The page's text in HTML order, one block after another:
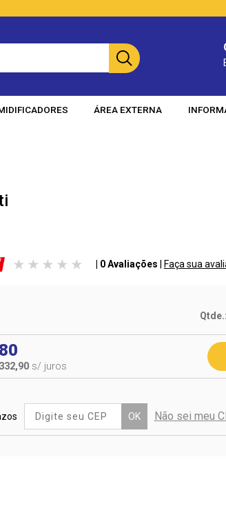
ÁREA EXTERNA
| 0 Avaliações Faça sua
Qtde.:
332,90 s/ juros
OK Não sei meu